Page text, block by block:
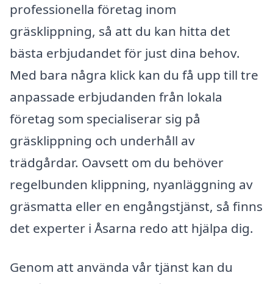
professionella företag inom
gräsklippning, så att du kan hitta det
bästa erbjudandet för just dina behov.
Med bara några klick kan du få upp till tre
anpassade erbjudanden från lokala
företag som specialiserar sig på
gräsklippning och underhåll av
trädgårdar. Oavsett om du behöver
regelbunden klippning, nyanläggning av
gräsmatta eller en engångstjänst, så finns
det experter i Åsarna redo att hjälpa dig.
Genom att använda vår tjänst kan du